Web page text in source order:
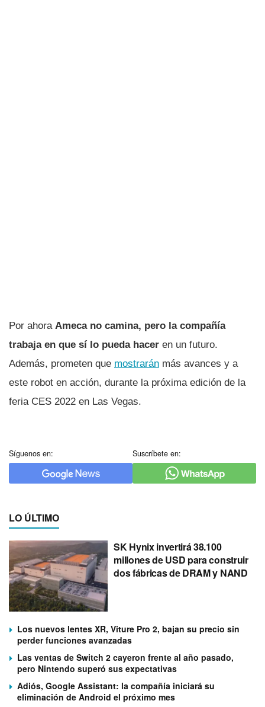
Por ahora Ameca no camina, pero la compañía
trabaja en que sí lo pueda hacer en un futuro.
Además, prometen que mostrarán más avances y a
este robot en acción, durante la próxima edición de la
feria CES 2022 en Las Vegas.
Síguenos en: Suscríbete en:
LO ÚLTIMO
SK Hynix invertirá 38.100
millones de USD para construir
dos fábricas de DRAM y NAND
Los nuevos lentes XR, Viture Pro 2, bajan su precio sin
perder funciones avanzadas
Las ventas de Switch 2 cayeron frente al año pasado,
pero Nintendo superó sus expectativas
Adiós, Google Assistant: la compañía iniciará su
eliminación de Android el próximo mes